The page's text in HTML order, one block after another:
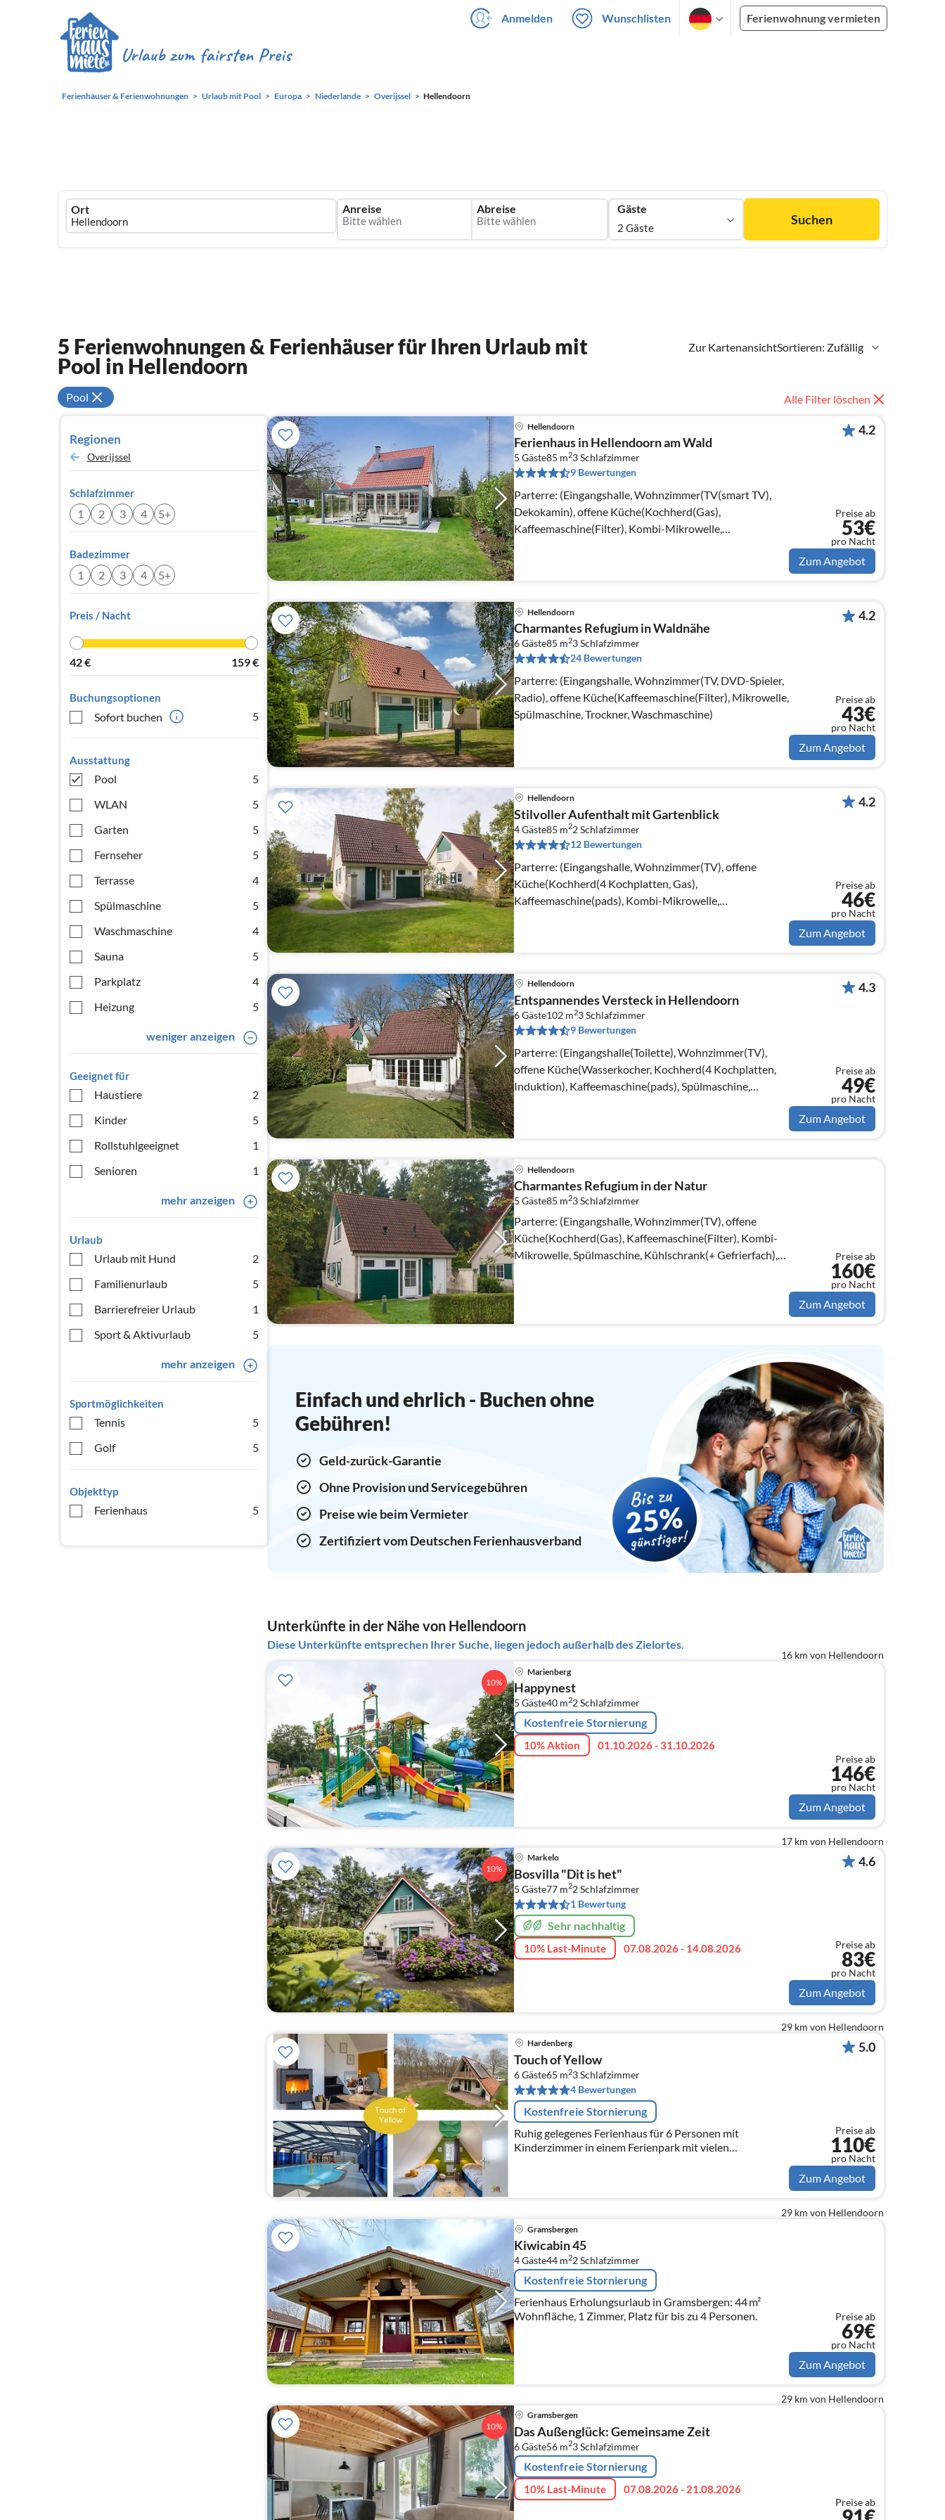
Anmelden Wunschlisten Ferienwohnung vermieten
Ferienhäuser & Ferienwohnungen Urlaub mit Pool Europa Niederlande Overijssel Hellendoorn
Ferienhausmiete
logo
Ort Anreise Abreise Gäste
2 Gäste
Suchen
Zur KartenansichtSortieren: Zufällig
5 Ferienwohnungen & Ferienhäuser für Ihren Urlaub mit
Pool in Hellendoorn
Pool Alle Filter löschen
Regionen
Overijssel
Schlafzimmer
1 2 3 4 5+
Badezimmer
1 2 3 4 5+
Preis / Nacht
42€ 159€
Buchungsoptionen
Sofort buchen 5
Ausstattung
Pool
5
WLAN
5
Garten
5
Fernseher
5
Terrasse
4
Spülmaschine
5
Waschmaschine
4
Sauna
5
Parkplatz
4
Heizung
5
weniger anzeigen
Geeignet für
Haustiere
2
Kinder
5
Rollstuhlgeeignet
1
Senioren
1
mehr anzeigen
Urlaub
Urlaub mit Hund
2
Familienurlaub
5
Barrierefreier Urlaub
1
Sport & Aktivurlaub
5
mehr anzeigen
Sportmöglichkeiten
Tennis
5
Golf
5
Objekttyp
Ferienhaus 5
Hellendoorn
Ferienhaus in Hellendoorn am Wald
5 Gäste85 m23Schlafzimmer
9 Bewertungen
Parterre: (Eingangshalle, Wohnzimmer(TV(smart TV),
Dekokamin), offene Küche(Kochherd(Gas),
Kaffeemaschine(Filter), Kombi-Mikrowelle,
Spülmaschine, Kühlschrank(+ Gefrierfach))
4.2
Preise ab
53€
pro Nacht
Zum Angebot
Hellendoorn
Charmantes Refugium in Waldnähe
6 Gäste85 m23Schlafzimmer
24 Bewertungen
Parterre: (Eingangshalle, Wohnzimmer(TV, DVD-Spieler,
Radio), offene Küche(Kaffeemaschine(Filter), Mikrowelle,
Spülmaschine, Trockner, Waschmaschine)
4.2
Preise ab
43€
pro Nacht
Zum Angebot
Hellendoorn
Stilvoller Aufenthalt mit Gartenblick
4 Gäste85 m22Schlafzimmer
12 Bewertungen
Parterre: (Eingangshalle, Wohnzimmer(TV), offene
Küche(Kochherd(4 Kochplatten, Gas),
Kaffeemaschine(pads), Kombi-Mikrowelle,
Spülmaschine, Kühlschrank(+ Gefrierfach))
4.2
Preise ab
46€
pro Nacht
Zum Angebot
Hellendoorn
Entspannendes Versteck in Hellendoorn
6 Gäste102 m23Schlafzimmer
9 Bewertungen
Parterre: (Eingangshalle(Toilette), Wohnzimmer(TV),
offene Küche(Wasserkocher, Kochherd(4 Kochplatten,
Induktion), Kaffeemaschine(pads), Spülmaschine,
Kühlschrank(+ Gefrierfach))
4.3
Preise ab
49€
pro Nacht
Zum Angebot
Hellendoorn
Charmantes Refugium in der Natur
5 Gäste85 m23Schlafzimmer
Parterre: (Eingangshalle, Wohnzimmer(TV), offene
Küche(Kochherd(Gas), Kaffeemaschine(Filter), Kombi-
Mikrowelle, Spülmaschine, Kühlschrank(+ Gefrierfach),
Preise ab
160€
pro Nacht
Zum Angebot
Einfach und ehrlich - Buchen ohne
Gebühren!
Geld-zurück-Garantie
Ohne Provision und Servicegebühren
Preise wie beim Vermieter
Zertifiziert vom Deutschen Ferienhausverband
Unterkünfte in der Nähe von Hellendoorn
Diese Unterkünfte entsprechen Ihrer Suche, liegen jedoch außerhalb des Zielortes.
10%
16 km von Hellendoorn
Marienberg
Happynest
5 Gäste40 m22Schlafzimmer
Kostenfreie Stornierung
10% Aktion 01.10.2026 - 31.10.2026
Preise ab
146€
pro Nacht
Zum Angebot
10%
17 km von Hellendoorn
Markelo
Bosvilla "Dit is het"
5 Gäste77 m22Schlafzimmer
1 Bewertung
Sehr nachhaltig
10% Last-Minute 07.08.2026 - 14.08.2026
4.6
Preise ab
83€
pro Nacht
Zum Angebot
29 km von Hellendoorn
Hardenberg
Touch of Yellow
6 Gäste65 m23Schlafzimmer
4 Bewertungen
Kostenfreie Stornierung
Ruhig gelegenes Ferienhaus für 6 Personen mit
Kinderzimmer in einem Ferienpark mit vielen
5.0
Preise ab
110€
pro Nacht
Zum Angebot
29 km von Hellendoorn
Gramsbergen
Kiwicabin 45
4 Gäste44 m22Schlafzimmer
Kostenfreie Stornierung
Ferienhaus Erholungsurlaub in Gramsbergen: 44 m²
Wohnfläche, 1 Zimmer, Platz für bis zu 4 Personen.
Preise ab
69€
pro Nacht
Zum Angebot
10%
29 km von Hellendoorn
Gramsbergen
Das Außenglück: Gemeinsame Zeit
6 Gäste56 m23Schlafzimmer
Kostenfreie Stornierung
10% Last-Minute 07.08.2026 - 21.08.2026
Preise ab